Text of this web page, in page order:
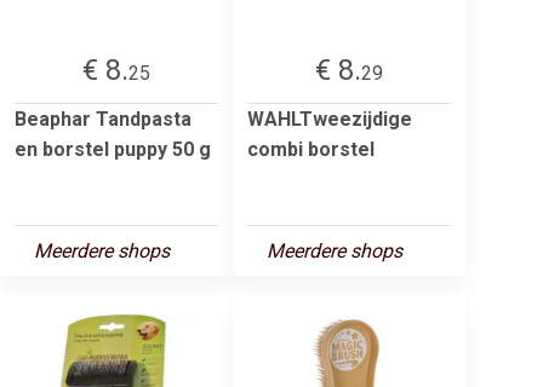
€ 8.25
Beaphar Tandpasta
en borstel puppy 50 g
Meerdere shops
€ 8.29
WAHLTweezijdige
combi borstel
Meerdere shops